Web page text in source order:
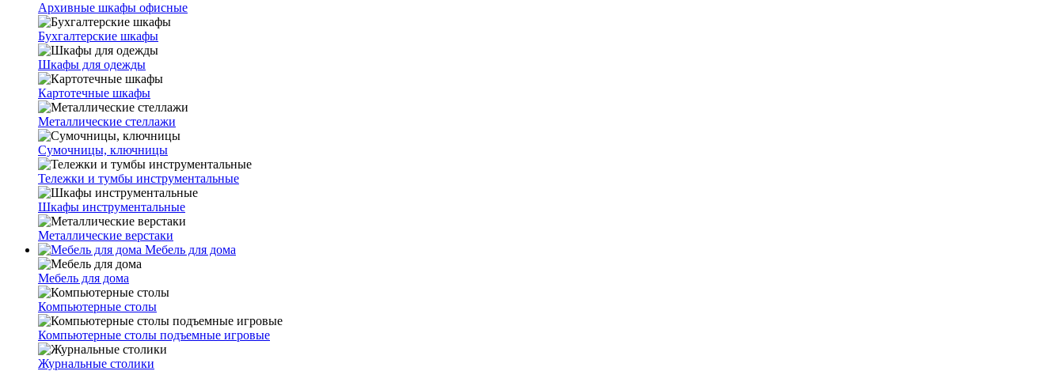
Архивные шкафы офисные
Бухгалтерские шкафы
Шкафы для одежды
Картотечные шкафы
Металлические стеллажи
Сумочницы, ключницы
Тележки и тумбы инструментальные
Шкафы инструментальные
Металлические верстаки
Мебель для дома
Мебель для дома
Компьютерные столы
Компьютерные столы подъемные игровые
Журнальные столики